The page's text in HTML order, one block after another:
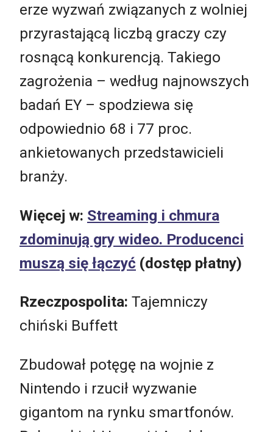
erze wyzwań związanych z wolniej
przyrastającą liczbą graczy czy
rosnącą konkurencją. Takiego
zagrożenia – według najnowszych
badań EY – spodziewa się
odpowiednio 68 i 77 proc.
ankietowanych przedstawicieli
branży.
Więcej w: Streaming i chmura
zdominują gry wideo. Producenci
muszą się łączyć (dostęp płatny)
Rzeczpospolita: Tajemniczy
chiński Buffett
Zbudował potęgę na wojnie z
Nintendo i rzucił wyzwanie
gigantom na rynku smartfonów.